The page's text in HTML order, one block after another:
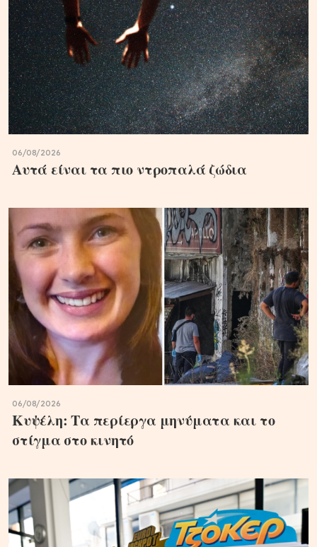
06/08/2026
Αυτά είναι τα πιο ντροπαλά ζώδια
06/08/2026
Κυψέλη: Τα περίεργα μηνύματα και το
στίγμα στο κινητό